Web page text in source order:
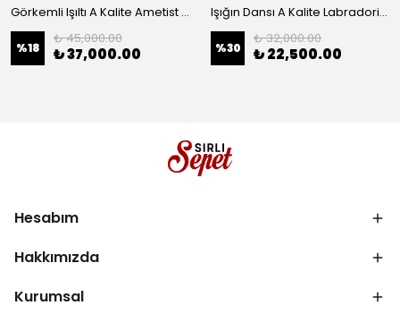
Görkemli Işıltı A Kalite Ametist Özel Standlı Dev Koleksiyon Parçası
%18
₺ 45,000.00
₺ 37,000.00
Işığın Dansı A Kalite Labradorit Serbest Form Koleksiyon Obje
%30
₺ 32,000.00
₺ 22,500.00
Hesabım
Hakkımızda
Kurumsal